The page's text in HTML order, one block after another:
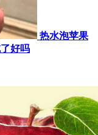
热水泡苹果
好吗